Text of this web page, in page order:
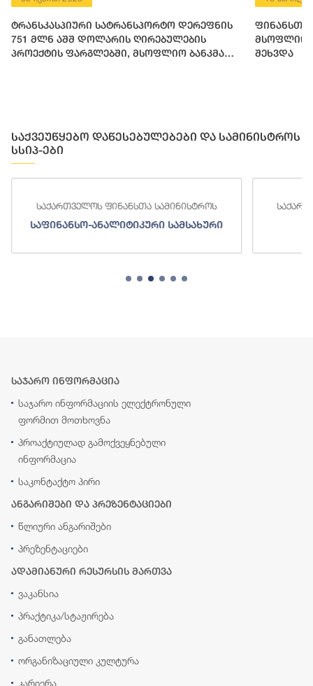
დერეფნის
ბანკმა
ფინანსთა მინისტრი ლაშა ხუციშვილი
მსოფლიო ბანკის მმართველ დირექტორს
შეხვდა
საქვეუწყებო დაწესებულებები და სამინისტროს
სსიპ-ები
საქართველოს ფინანსთა სამინისტროს
საფინანსო-ანალიტიკური სამსახური
საჯარო ინფორმაცია
საჯარო ინფორმაციის ელექტრონული
ფორმით მოთხოვნა
პროაქტიულად გამოქვეყნებული
ინფორმაცია
საკონტაქტო პირი
ანგარიშები და პრეზენტაციები
წლიური ანგარიშები
პრეზენტაციები
ადამიანური რესურსის მართვა
ვაკანსია
პრაქტიკა/სტაჟირება
განათლება
ორგანიზაციული კულტურა
კარიერა